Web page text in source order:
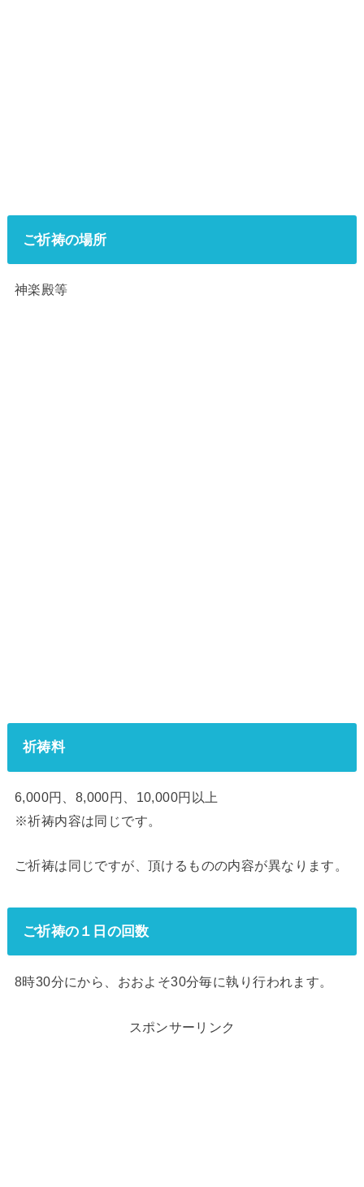
ご祈祷の場所
神楽殿等
祈祷料
6,000円、8,000円、10,000円以上
※祈祷内容は同じです。
ご祈祷は同じですが、頂けるものの内容が異なります。
ご祈祷の１日の回数
8時30分にから、おおよそ30分毎に執り行われます。
スポンサーリンク